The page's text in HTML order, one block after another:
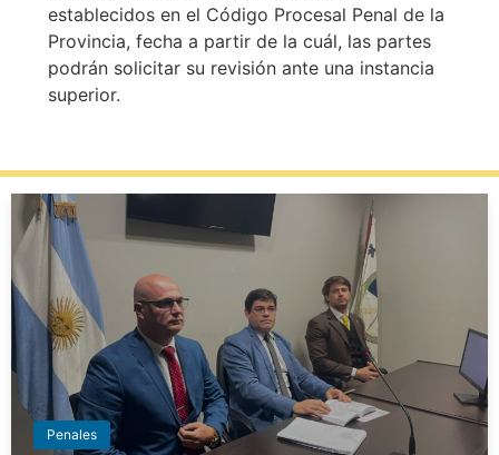
establecidos en el Código Procesal Penal de la
Provincia, fecha a partir de la cuál, las partes
podrán solicitar su revisión ante una instancia
superior.
Penales